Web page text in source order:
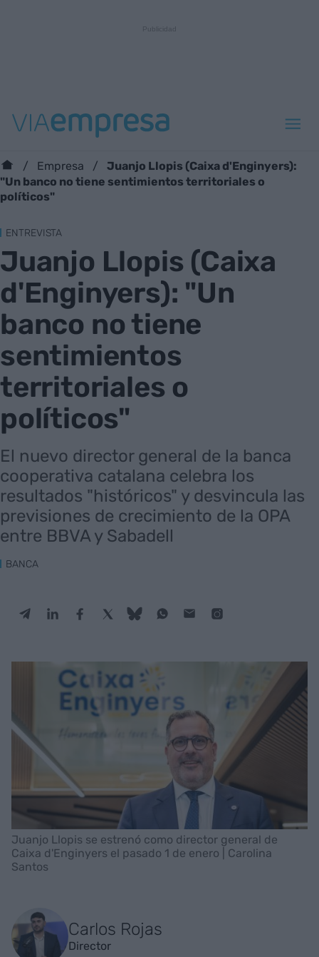
Empresa
Juanjo Llopis (Caixa d'Enginyers):
"Un banco no tiene sentimientos territoriales o
políticos"
ENTREVISTA
Juanjo Llopis (Caixa
d'Enginyers): "Un
banco no tiene
sentimientos
territoriales o
políticos"
El nuevo director general de la banca
cooperativa catalana celebra los
resultados "históricos" y desvincula las
previsiones de crecimiento de la OPA
entre BBVA y Sabadell
BANCA
Juanjo Llopis se estrenó como director general de
Caixa d'Enginyers el pasado 1 de enero | Carolina
Santos
Carlos Rojas
Director